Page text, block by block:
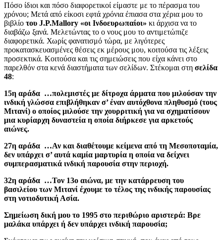
Πόσο ίδιοι και πόσο διαφορετικοί είμαστε με το πέρασμα του
χρόνου; Μετά από είκοσι εφτά χρόνια έπιασα στα χέρια μου το
βιβλίο του J.P.Mallory «οι Ινδοευρωπαίοι» κι άρχισα να το
διαβάζω ξανά. Μελετώντας το ο νους μου το αντιμετώπιζε
διαφορετικά. Χωρίς φανατισμό τώρα, με λιγότερες
προκατασκευασμένες θέσεις εκ μέρους μου, κοιτούσα τις λέξεις
προσεκτικά. Κοιτούσα και τις σημειώσεις που είχα κάνει στο
παρελθόν στα κενά διαστήματα των σελίδων. Στέκομαι στη σελίδα
48:
15η αράδα …πολεμιστές με δίτροχα άρματα που μιλούσαν την
ινδική γλώσσα επιβλήθηκαν σ’ έναν αυτόχθονα πληθυσμό (τους
Μιτανί) ο οποίος μιλούσε την χουρριτική για να σχηματίσουν
μια κυρίαρχη δυναστεία η οποία διήρκεσε για αρκετούς
αιώνες.
27η αράδα …Αν και διαθέτουμε κείμενα από τη Μεσοποταμία,
δεν υπάρχει σ’ αυτά καμία μαρτυρία η οποία να δείχνει
συμπερασματικά ινδική παρουσία στην περιοχή.
32η αράδα …Τον 13ο αιώνα, με την κατάρρευση του
βασιλείου των Μιτανί έχουμε το τέλος της ινδικής παρουσίας
στη νοτιοδυτική Ασία.
Σημείωση δική μου το 1995 στο περιθώριο αριστερά: Βρε
μαλάκα υπάρχει ή δεν υπάρχει ινδική παρουσία;